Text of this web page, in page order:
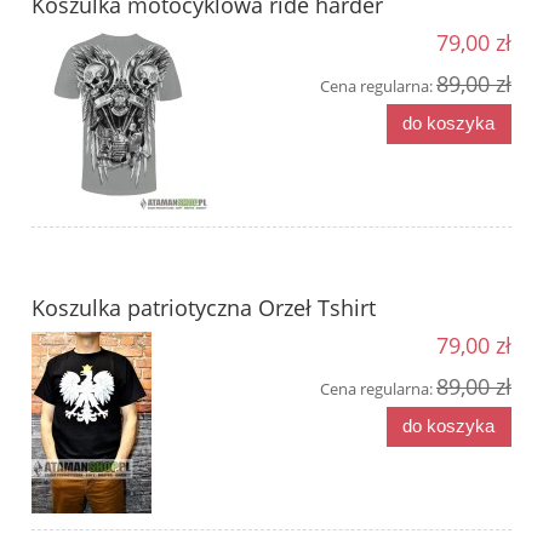
79,00 zł
Cena regularna:89,00 zł
do koszyka
Koszulka patriotyczna Orzeł Tshirt
79,00 zł
Cena regularna:89,00 zł
do koszyka